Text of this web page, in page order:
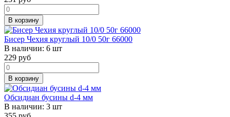
В корзину
Бисер Чехия круглый 10/0 50г 66000
В наличии: 6 шт
229 руб
В корзину
Обсидиан бусины d-4 мм
В наличии: 3 шт